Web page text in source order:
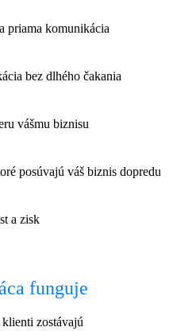
priama komunikácia
bez dlhého čakania
vášmu biznisu
posúvajú váš biznis dopredu
a zisk
funguje
zostávajú